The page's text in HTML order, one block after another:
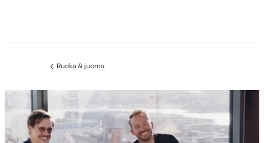
Edellinen
Ruoka & juoma